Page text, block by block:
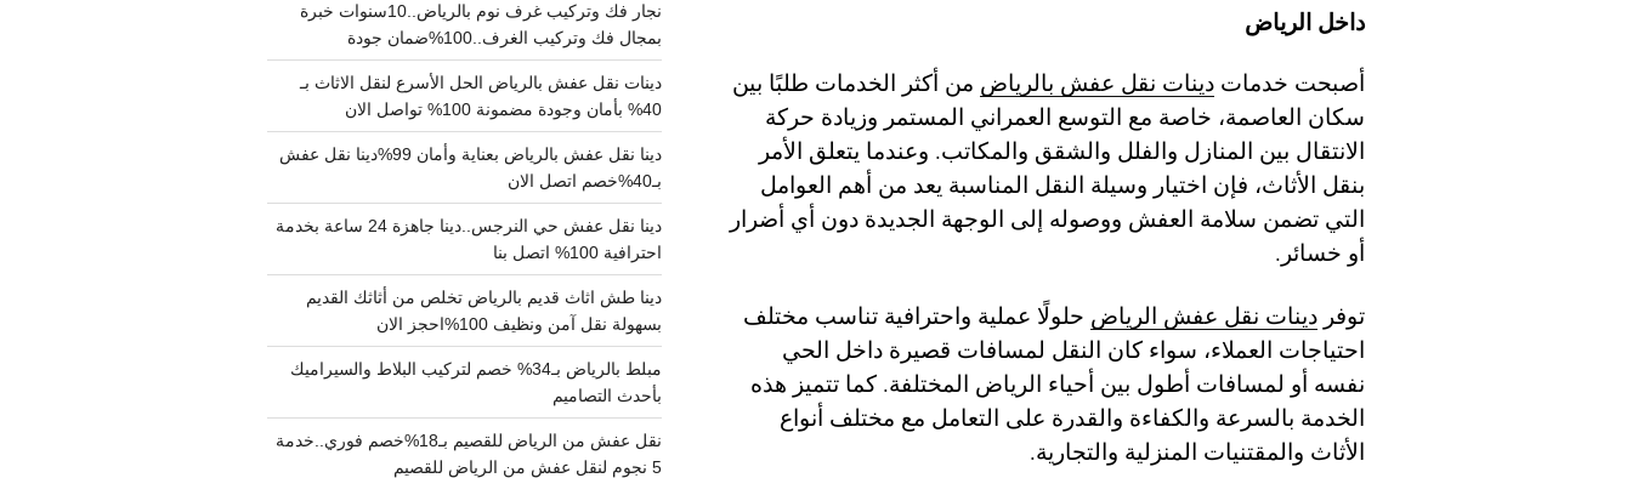
داخل الرياض
أصبحت خدمات دينات نقل عفش بالرياض من أكثر الخدمات طلبًا بين
سكان العاصمة، خاصة مع التوسع العمراني المستمر وزيادة حركة
الانتقال بين المنازل والفلل والشقق والمكاتب. وعندما يتعلق الأمر
بنقل الأثاث، فإن اختيار وسيلة النقل المناسبة يعد من أهم العوامل
التي تضمن سلامة العفش ووصوله إلى الوجهة الجديدة دون أي أضرار
أو خسائر.
توفر دينات نقل عفش الرياض حلولًا عملية واحترافية تناسب مختلف
احتياجات العملاء، سواء كان النقل لمسافات قصيرة داخل الحي
نفسه أو لمسافات أطول بين أحياء الرياض المختلفة. كما تتميز هذه
الخدمة بالسرعة والكفاءة والقدرة على التعامل مع مختلف أنواع
الأثاث والمقتنيات المنزلية والتجارية.
نجار فك وتركيب غرف نوم بالرياض..10سنوات خبرة
بمجال فك وتركيب الغرف..100%ضمان جودة
دينات نقل عفش بالرياض الحل الأسرع لنقل الاثاث بـ
40% بأمان وجودة مضمونة 100% تواصل الان
دينا نقل عفش بالرياض بعناية وأمان 99%دينا نقل عفش
بـ40%خصم اتصل الان
دينا نقل عفش حي النرجس..دينا جاهزة 24 ساعة بخدمة
احترافية 100% اتصل بنا
دينا طش اثاث قديم بالرياض تخلص من أثاثك القديم
بسهولة نقل آمن ونظيف 100%احجز الان
مبلط بالرياض بـ34% خصم لتركيب البلاط والسيراميك
بأحدث التصاميم
نقل عفش من الرياض للقصيم بـ18%خصم فوري..خدمة
5 نجوم لنقل عفش من الرياض للقصيم